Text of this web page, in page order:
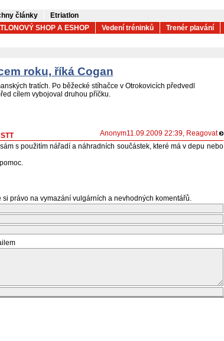
články
Etriatlon
SHOP A ESHOP
Vedení tréninků Trenér plavání
roku, říká Cogan
tratích. Po běžecké stíhačce v Otrokovicích předvedl
cílem vybojoval druhou příčku.
Anonym11.09.2009 22:39, Reagovat
s použitím nářadí a náhradních součástek, které má v depu nebo
právo na vymazání vulgárních a nevhodných komentářů.